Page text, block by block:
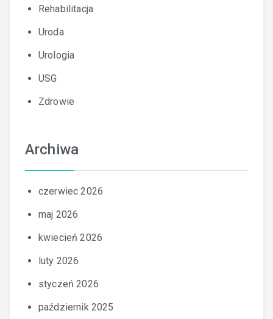
Rehabilitacja
Uroda
Urologia
USG
Zdrowie
Archiwa
czerwiec 2026
maj 2026
kwiecień 2026
luty 2026
styczeń 2026
październik 2025